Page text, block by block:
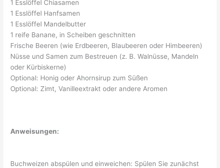
1 Esslöffel Chiasamen
1 Esslöffel Hanfsamen
1 Esslöffel Mandelbutter
1 reife Banane, in Scheiben geschnitten
Frische Beeren (wie Erdbeeren, Blaubeeren oder Himbeeren)
Nüsse und Samen zum Bestreuen (z. B. Walnüsse, Mandeln
oder Kürbiskerne)
Optional: Honig oder Ahornsirup zum Süßen
Optional: Zimt, Vanilleextrakt oder andere Aromen
Anweisungen:
Buchweizen abspülen und einweichen: Spülen Sie zunächst